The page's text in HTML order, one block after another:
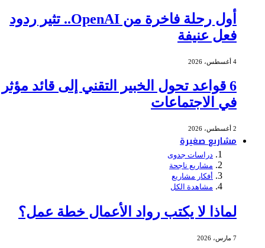
أول رحلة فاخرة من OpenAI.. تثير ردود
فعل عنيفة
4 أغسطس، 2026
6 قواعد تحول الخبير التقني إلى قائد مؤثر
في الاجتماعات
2 أغسطس، 2026
مشاريع صغيرة
دراسات جدوى
مشاريع ناجحة
أفكار مشاريع
مشاهدة الكل
لماذا لا يكتب رواد الأعمال خطة عمل؟
7 مارس، 2026